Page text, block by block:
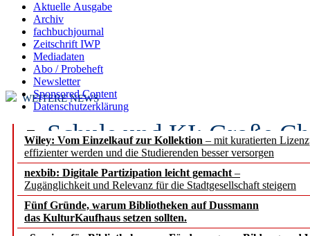
Aktuelle Ausgabe
Archiv
fachbuchjournal
Zeitschrift IWP
Mediadaten
Abo / Probeheft
Newsletter
Sponsored Content
Datenschutzerklärung
Wiley: Vom Einzelkauf zur Kollektion – mit kuratierten
effizienter werden und die Studierenden besser versorgen
nexbib: Digitale Partizipation leicht gemacht –
Zugänglichkeit und Relevanz für die Stadtgesellschaft steigern
Fünf Gründe, warum Bibliotheken auf Dussmann
das KulturKaufhaus setzen sollten.
WEITERE NEWS
Schule und KI: Große
Voraussetzungen
Erfolgreiches erstes
Segment Research –